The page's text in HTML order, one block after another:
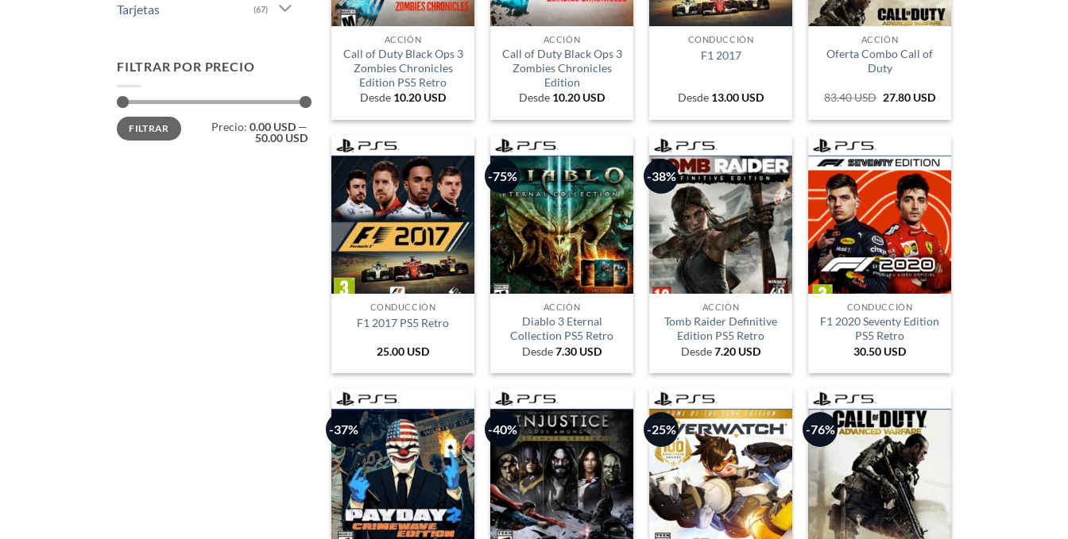
Tarjetas (67)
FILTRAR POR PRECIO
Precio
mínimo
Precio
máximo
FILTRAR Precio: 0.00 USD —
50.00 USD
ACCIÓN
Call of Duty Black Ops 3
Zombies Chronicles
Edition PS5 Retro
Desde 10.20 USD
ACCIÓN
Call of Duty Black Ops 3
Zombies Chronicles
Edition
Desde 10.20 USD
CONDUCCIÓN
F1 2017
Desde 13.00 USD
ACCIÓN
Oferta Combo Call of
Duty
83.40USD El
original
27.80 USDEl
actual
CONDUCCIÓN
F1 2017 PS5 Retro
25.00 USD
-75%
ACCIÓN
Diablo 3 Eternal
Collection PS5 Retro
Desde7.30 USD
-38%
ACCIÓN
Tomb Raider Definitive
Edition PS5 Retro
Desde7.20 USD
CONDUCCIÓN
F1 2020 Seventy Edition
PS5 Retro
30.50 USD
-37% -40% -25% -76%